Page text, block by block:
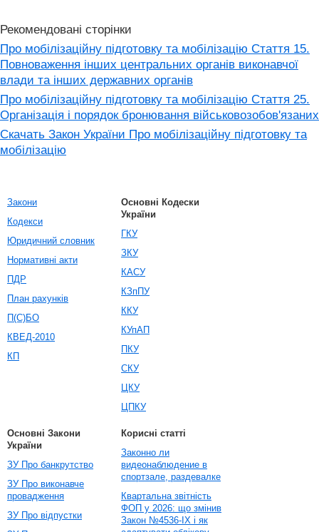
Рекомендовані сторінки
Про мобілізаційну підготовку та мобілізацію Стаття 15.
Повноваження інших центральних органів виконавчої
влади та інших державних органів
Про мобілізаційну підготовку та мобілізацію Стаття 25.
Організація і порядок бронювання військовозобов'язаних
Скачать Закон України Про мобілізаційну підготовку та
мобілізацію
Закони
Кодекси
Юридичний словник
Нормативні акти
ПДР
План рахунків
П(С)БО
КВЕД-2010
КП
Основні Кодески
України
ГКУ
ЗКУ
КАСУ
КЗпПУ
ККУ
КУпАП
ПКУ
СКУ
ЦКУ
ЦПКУ
Основні Закони
України
ЗУ Про банкрутство
ЗУ Про виконавче
провадження
ЗУ Про відпустки
Корисні статті
Законно ли
видеонаблюдение в
спортзале, раздевалке
Квартальна звітність
ФОП у 2026: що змінив
Закон №4536-IX і як